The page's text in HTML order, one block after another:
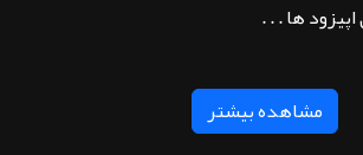
ها . . .
مشاهده بیشتر